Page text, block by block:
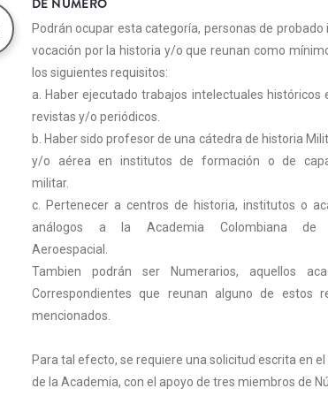
Podrán ocupar esta categoría, personas de probado
vocación por la historia y/o que reunan como
los siguientes requisitos:
a. Haber ejecutado trabajos intelectuales históricos
revistas y/o periódicos.
b. Haber sido profesor de una cátedra de historia
y/o aérea en institutos de formación o de
militar.
c. Pertenecer a centros de historia, institutos o
análogos a la Academia Colombiana de
Aeroespacial.
Tambien podrán ser Numerarios, aquellos
Correspondientes que reunan alguno de estos
mencionados.
Para tal efecto, se requiere una solicitud escrita en
de la Academia, con el apoyo de tres miembros de